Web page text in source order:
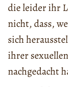
die leider ihr
nicht, dass,
sich
ihrer
nachgedacht